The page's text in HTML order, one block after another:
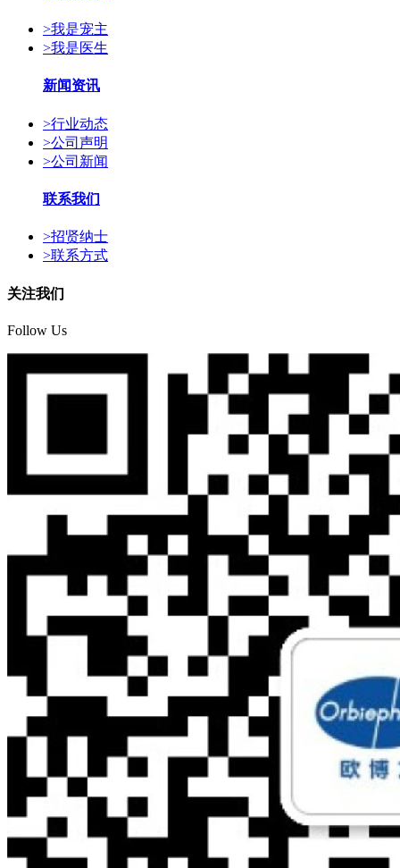
>我是宠主
>我是医生
新闻资讯
>行业动态
>公司声明
>公司新闻
联系我们
>招贤纳士
>联系方式
关注我们
Follow Us